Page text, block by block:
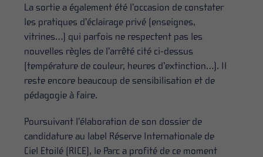
La sortie a également été l’occasion de constater
les pratiques d’éclairage privé (enseignes,
vitrines…) qui parfois ne respectent pas les
nouvelles règles de l’arrêté cité ci-dessus
(température de couleur, heures d’extinction…). Il
reste encore beaucoup de sensibilisation et de
pédagogie à faire.
Poursuivant l’élaboration de son dossier de
candidature au label Réserve Internationale de
Ciel Etoilé (RICE), le Parc a profité de ce moment